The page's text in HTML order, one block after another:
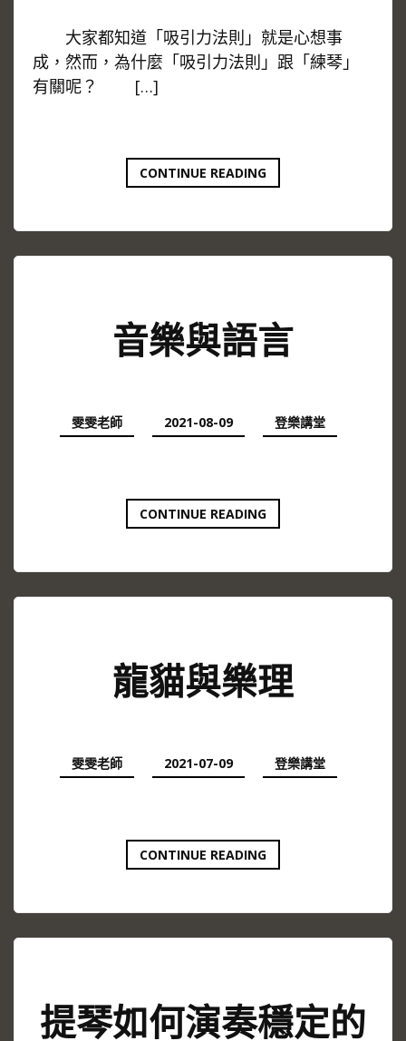
大家都知道「吸引力法則」就是心想事
成，然而，為什麼「吸引力法則」跟「練琴」
有關呢？ […]
CONTINUE READING<
練
的
則
>
音樂與語言
雯雯老師 2021-08-09 登樂講堂
CONTINUE READING音
樂
語
龍貓與樂理
雯雯老師 2021-07-09 登樂講堂
CONTINUE READING龍
貓
樂
提琴如何演奏穩定的